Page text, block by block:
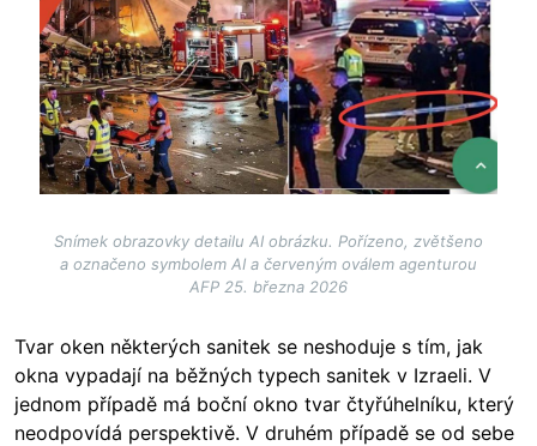
Snímek obrazovky detailu AI obrázku. Pořízeno, zvětšeno
a označeno symbolem AI a červeným oválem agenturou
AFP 25. března 2026
Tvar oken některých sanitek se neshoduje s tím, jak
okna vypadají na běžných typech sanitek v Izraeli. V
jednom případě má boční okno tvar čtyřúhelníku, který
neodpovídá perspektivě. V druhém případě se od sebe